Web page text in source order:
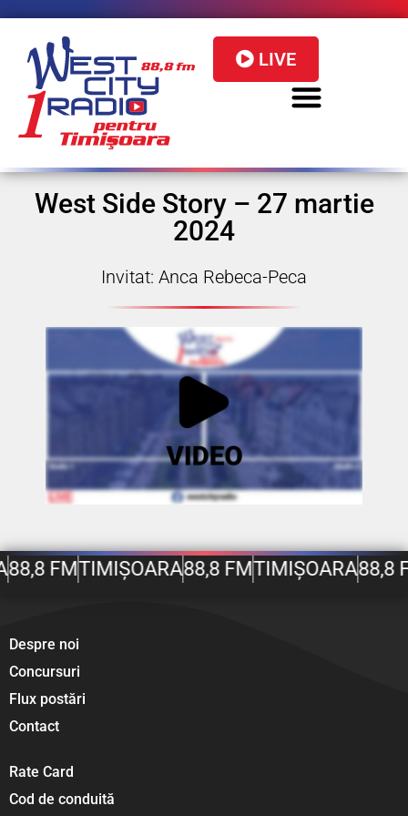
LIVE
West Side Story – 27 martie
2024
Invitat: Anca Rebeca-Peca
88,8 FMTIMIȘOARA88,8 FMTIMIȘOARA88,8
Despre noi
Concursuri
Flux postări
Contact
Rate Card
Cod de conduită